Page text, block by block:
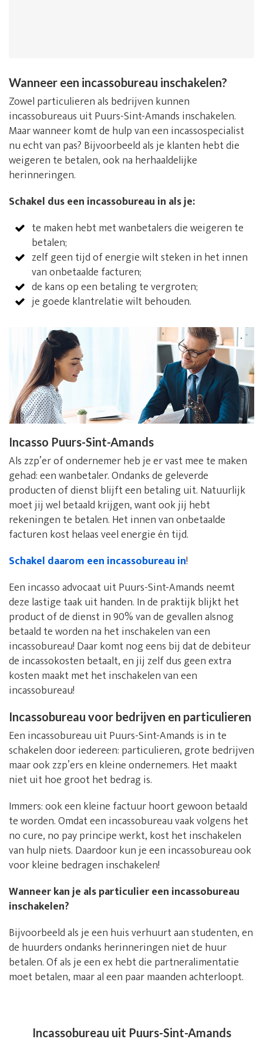
Wanneer een incassobureau inschakelen?
Zowel particulieren als bedrijven kunnen
incassobureaus uit Puurs-Sint-Amands inschakelen.
Maar wanneer komt de hulp van een incassospecialist
nu echt van pas? Bijvoorbeeld als je klanten hebt die
weigeren te betalen, ook na herhaaldelijke
herinneringen.
Schakel dus een incassobureau in als je:
te maken hebt met wanbetalers die weigeren te
betalen;
zelf geen tijd of energie wilt steken in het innen
van onbetaalde facturen;
de kans op een betaling te vergroten;
je goede klantrelatie wilt behouden.
Incasso Puurs-Sint-Amands
Als zzp’er of ondernemer heb je er vast mee te maken
gehad: een wanbetaler. Ondanks de geleverde
producten of dienst blijft een betaling uit. Natuurlijk
moet jij wel betaald krijgen, want ook jij hebt
rekeningen te betalen. Het innen van onbetaalde
facturen kost helaas veel energie én tijd.
Schakel daarom een incassobureau in!
Een incasso advocaat uit Puurs-Sint-Amands neemt
deze lastige taak uit handen. In de praktijk blijkt het
product of de dienst in 90% van de gevallen alsnog
betaald te worden na het inschakelen van een
incassobureau! Daar komt nog eens bij dat de debiteur
de incassokosten betaalt, en jij zelf dus geen extra
kosten maakt met het inschakelen van een
incassobureau!
Incassobureau voor bedrijven en particulieren
Een incassobureau uit Puurs-Sint-Amands is in te
schakelen door iedereen: particulieren, grote bedrijven
maar ook zzp’ers en kleine ondernemers. Het maakt
niet uit hoe groot het bedrag is.
Immers: ook een kleine factuur hoort gewoon betaald
te worden. Omdat een incassobureau vaak volgens het
no cure, no pay principe werkt, kost het inschakelen
van hulp niets. Daardoor kun je een incassobureau ook
voor kleine bedragen inschakelen!
Wanneer kan je als particulier een incassobureau
inschakelen?
Bijvoorbeeld als je een huis verhuurt aan studenten, en
de huurders ondanks herinneringen niet de huur
betalen. Of als je een ex hebt die partneralimentatie
moet betalen, maar al een paar maanden achterloopt.
Incassobureau uit Puurs-Sint-Amands